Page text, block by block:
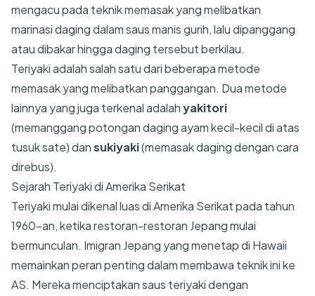
mengacu pada teknik memasak yang melibatkan
marinasi daging dalam saus manis gurih, lalu dipanggang
atau dibakar hingga daging tersebut berkilau.
Teriyaki adalah salah satu dari beberapa metode
memasak yang melibatkan panggangan. Dua metode
lainnya yang juga terkenal adalahyakitori
(memanggang potongan daging ayam kecil-kecil di atas
tusuk sate) dansukiyaki(memasak daging dengan cara
direbus).
Sejarah Teriyaki di Amerika Serikat
Teriyaki mulai dikenal luas di Amerika Serikat pada tahun
1960-an, ketika restoran-restoran Jepang mulai
bermunculan. Imigran Jepang yang menetap di Hawaii
memainkan peran penting dalam membawa teknik ini ke
AS. Mereka menciptakan saus teriyaki dengan